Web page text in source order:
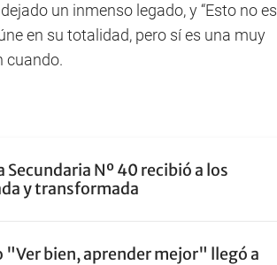
un inmenso legado, y “Esto no es
en su totalidad, pero sí es una muy
cuando.
Secundaria Nº 40 recibió a los
y transformada
"Ver bien, aprender mejor" llegó a